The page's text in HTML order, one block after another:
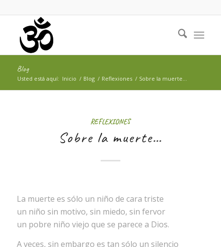
Blog
Usted está aquí: Inicio / Blog / Reflexiones / Sobre la muerte…
REFLEXIONES
Sobre la muerte…
La muerte es sólo un niño de cara triste
un niño sin motivo, sin miedo, sin fervor
un pobre niño viejo que se parece a Dios.
A veces, sin embargo es tan sólo un silencio